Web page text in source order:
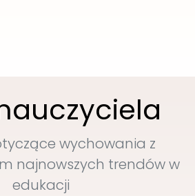
wychowania z
najnowszych trendów w
edukacji